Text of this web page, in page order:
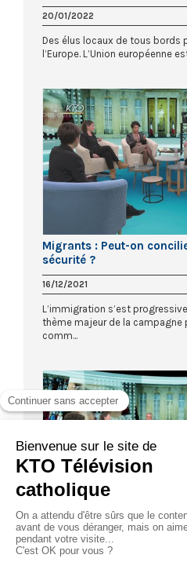
20/01/2022
Des élus locaux de tous
l’Europe. L’Union européenne
Migrants : Peut-on
sécurité ?
16/12/2021
L’immigration s’est
thème majeur de la campagne
comm...
Pouvoir d’achat : faut-il
25/11/2021